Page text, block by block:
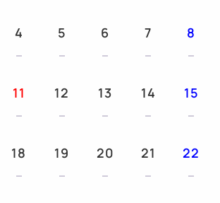
4 5 6 7 8
11 12 13 14 15
18 19 20 21 22